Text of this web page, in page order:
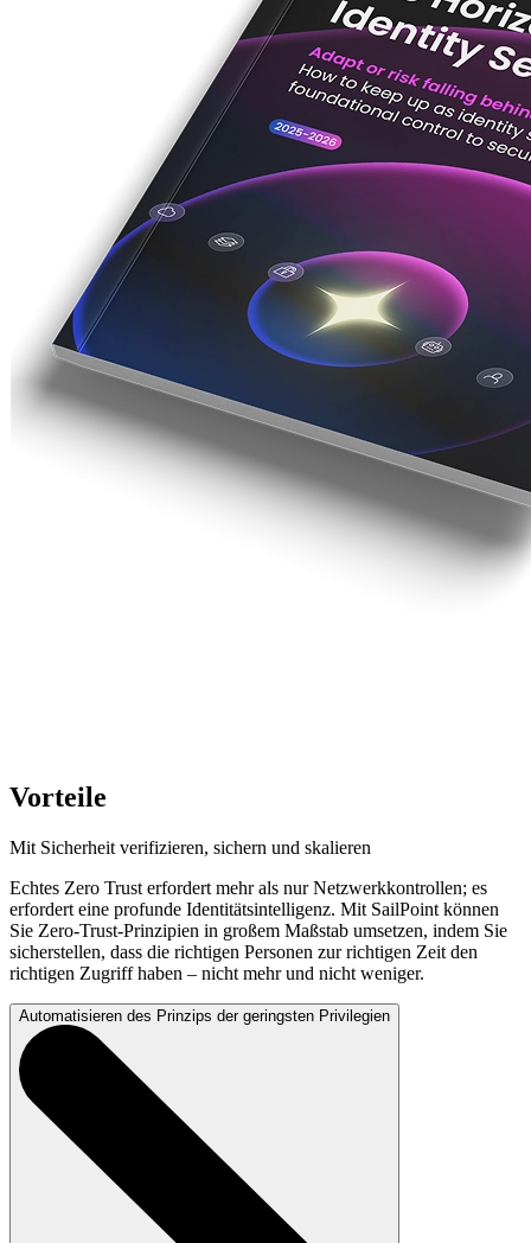
Vorteile
Mit Sicherheit verifizieren, sichern und skalieren
Echtes Zero Trust erfordert mehr als nur Netzwerkkontrollen; es
erfordert eine profunde Identitätsintelligenz. Mit SailPoint können
Sie Zero-Trust-Prinzipien in großem Maßstab umsetzen, indem Sie
sicherstellen, dass die richtigen Personen zur richtigen Zeit den
richtigen Zugriff haben – nicht mehr und nicht weniger.
Automatisieren des Prinzips der geringsten Privilegien